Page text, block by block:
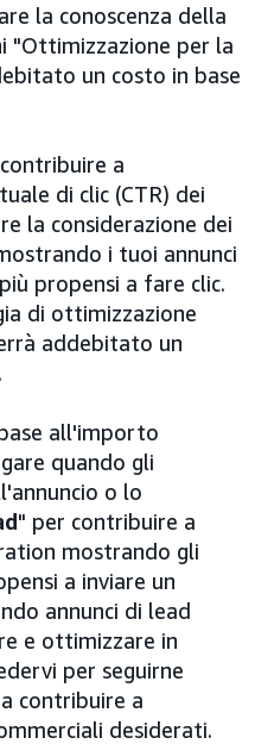
la conoscenza della
"Ottimizzazione per la
un costo in base
a
di clic (CTR) dei
la considerazione dei
i tuoi annunci
propensi a fare clic.
di ottimizzazione
addebitato un
all'importo
quando gli
o lo
" per contribuire a
mostrando gli
a inviare un
annunci di lead
e ottimizzare in
per seguirne
contribuire a
desiderati.